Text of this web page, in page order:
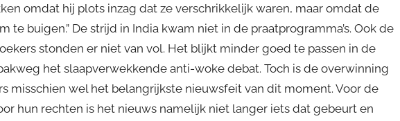
omdat hij plots inzag dat ze verschrikkelijk waren, maar omdat de
te buigen.” De strijd in India kwam niet in de praatprogramma’s. Ook de
stonden er niet van vol. Het blijkt minder goed te passen in de
het slaapverwekkende anti-woke debat. Toch is de overwinning
misschien wel het belangrijkste nieuwsfeit van dit moment. Voor de
hun rechten is het nieuws namelijk niet langer iets dat gebeurt en